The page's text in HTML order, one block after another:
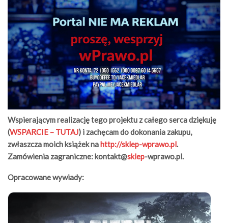
Wspierającym realizację tego projektu z całego serca dziękuję
(WSPARCIE – TUTAJ) i zachęcam do dokonania zakupu,
zwłaszcza moich książek nahttp://sklep-wprawo.pl.
Zamówienia zagraniczne: kontakt@sklep-wprawo.pl.
Opracowane wywiady: